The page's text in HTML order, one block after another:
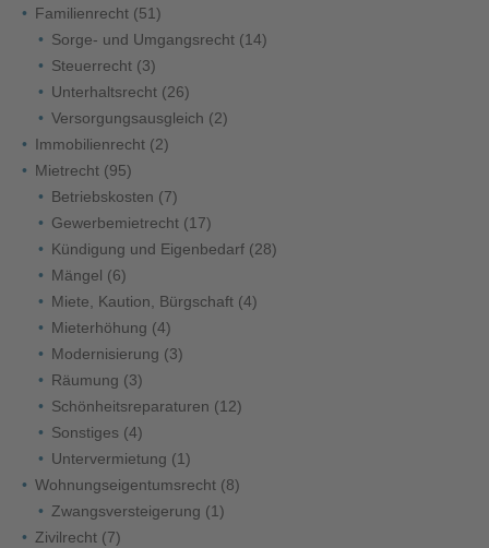
Familienrecht (51)
Sorge- und Umgangsrecht (14)
Steuerrecht (3)
Unterhaltsrecht (26)
Versorgungsausgleich (2)
Immobilienrecht (2)
Mietrecht (95)
Betriebskosten (7)
Gewerbemietrecht (17)
Kündigung und Eigenbedarf (28)
Mängel (6)
Miete, Kaution, Bürgschaft (4)
Mieterhöhung (4)
Modernisierung (3)
Räumung (3)
Schönheitsreparaturen (12)
Sonstiges (4)
Untervermietung (1)
Wohnungseigentumsrecht (8)
Zwangsversteigerung (1)
Zivilrecht (7)